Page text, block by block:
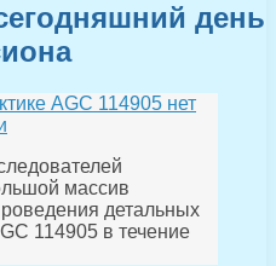
день
AGC 114905 нет
массив
детальных
114905 в течение